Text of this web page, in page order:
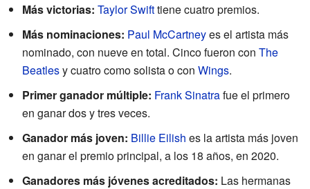
Más victorias: Taylor Swifttiene cuatro premios.
Más nominaciones: Paul McCartneyes el artista más
nominado, con nueve en total. Cinco fueron con The
Beatlesy cuatro como solista o con Wings.
Primer ganador múltiple: Frank Sinatrafue el primero
en ganar dos y tres veces.
Ganador más joven: Billie Eilish es la artista más joven
en ganar el premio principal, a los 18 años, en 2020.
Ganadores más jóvenes acreditados: Las hermanas